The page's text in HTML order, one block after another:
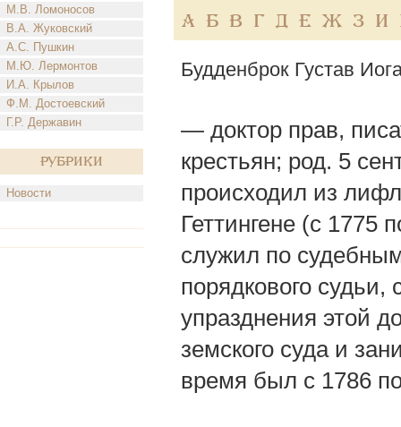
М.В. Ломоносов
В.А. Жуковский
А.С. Пушкин
М.Ю. Лермонтов
И.А. Крылов
Ф.М. Достоевский
Г.Р. Державин
Рубрики
Новости
А Б В Г Д Е Ж З И
Будденброк Густав
— доктор прав,
крестьян; род. 5
происходил из
Геттингене (с 1775
служил по
порядкового судьи,
упразднения этой
земского суда и
время был с 1786